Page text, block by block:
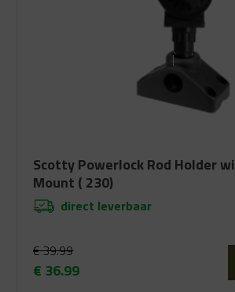
Scotty Powerlock Rod Holder
Mount ( 230)
direct leverbaar
€39.99
€ 36.99